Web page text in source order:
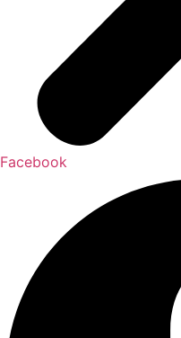
Facebook